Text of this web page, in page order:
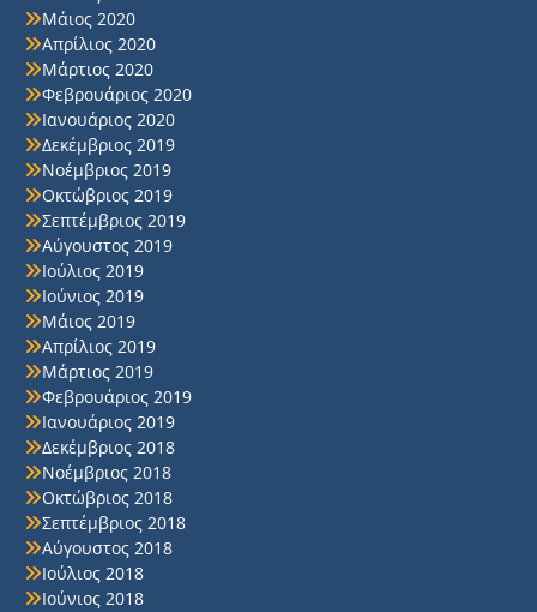
Μάιος 2020
Απρίλιος 2020
Μάρτιος 2020
Φεβρουάριος 2020
Ιανουάριος 2020
Δεκέμβριος 2019
Νοέμβριος 2019
Οκτώβριος 2019
Σεπτέμβριος 2019
Αύγουστος 2019
Ιούλιος 2019
Ιούνιος 2019
Μάιος 2019
Απρίλιος 2019
Μάρτιος 2019
Φεβρουάριος 2019
Ιανουάριος 2019
Δεκέμβριος 2018
Νοέμβριος 2018
Οκτώβριος 2018
Σεπτέμβριος 2018
Αύγουστος 2018
Ιούλιος 2018
Ιούνιος 2018